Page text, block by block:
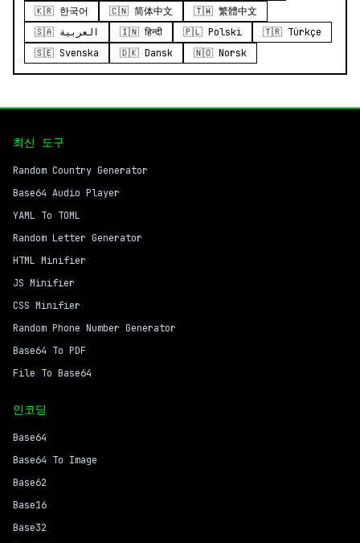
🇰🇷 한국어 🇨🇳 简体中文
🇹🇼 繁體中文
🇸🇦 العربية
🇮🇳 हिन्दी 🇵🇱 Polski
🇹🇷 Türkçe
🇸🇪 Svenska
🇩🇰 Dansk 🇳🇴 Norsk
최신 도구
Random Country Generator
Base64 Audio Player
YAML To TOML
Random Letter Generator
HTML Minifier
JS Minifier
CSS Minifier
Random Phone Number Generator
Base64 To PDF
File To Base64
인코딩
Base64
Base64 To Image
Base62
Base16
Base32